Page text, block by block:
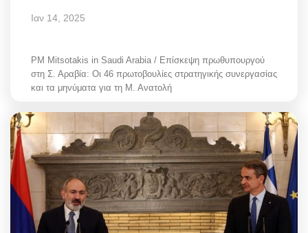
Ιαν 14, 2025
PM Mitsotakis in Saudi Arabia / Επίσκεψη πρωθυπουργού
στη Σ. Αραβία: Οι 46 πρωτοβουλίες στρατηγικής συνεργασίας
και τα μηνύματα για τη Μ. Ανατολή